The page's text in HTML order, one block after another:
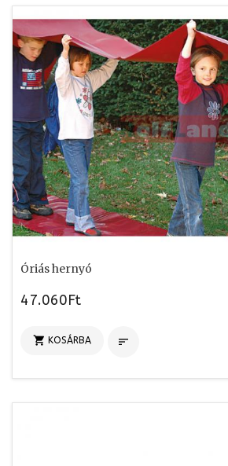
Óriás hernyó
47.060Ft
 KOSÁRBA 